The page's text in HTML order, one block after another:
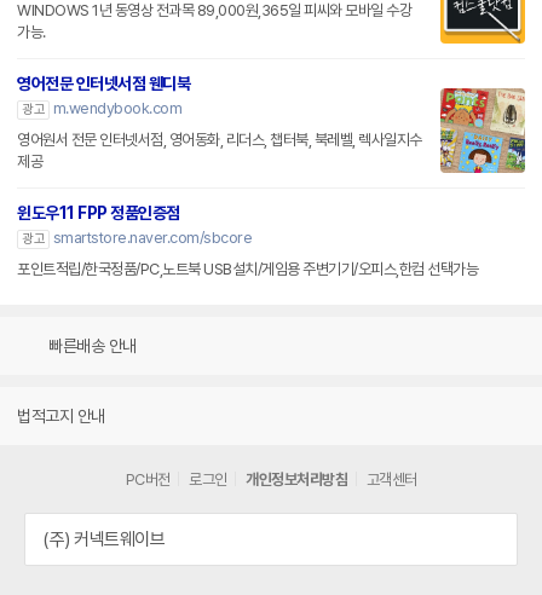
WINDOWS 1년 동영상 전과목 89,000원,365일 피씨와 모바일 수강
가능.
영어전문 인터넷서점 웬디북
광고
m.wendybook.com
영어원서 전문 인터넷서점, 영어동화, 리더스, 챕터북, 북레벨, 렉사일지수
제공
윈도우11 FPP 정품인증점
광고 smartstore.naver.com/sbcore
포인트적립/한국정품/PC,노트북 USB설치/게임용 주변기기/오피스,한컴 선택가능
빠른배송 안내
법적고지 안내
PC버전 로그인 개인정보처리방침 고객센터
(주) 커넥트웨이브